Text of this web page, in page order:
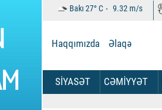
Bakı27°C 9.32 m/s
Haqqımızda Əlaqə
SİYASƏT CƏMİYYƏT